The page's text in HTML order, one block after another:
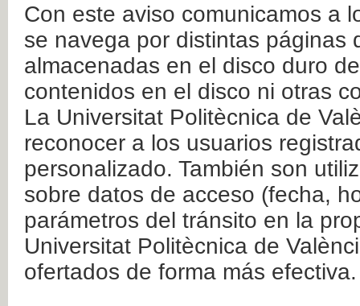
Con este aviso comunicamos a
se navega por distintas páginas
almacenadas en el disco duro
contenidos en el disco ni otras
La Universitat Politècnica de
reconocer a los usuarios
personalizado. También son
sobre datos de acceso (fecha,
parámetros del tránsito en la
Universitat Politècnica de
ofertados de forma más efectiva.